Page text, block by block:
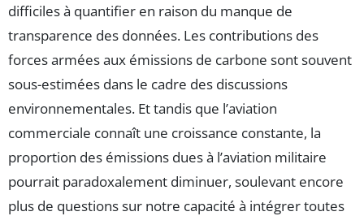
difficiles à quantifier en raison du manque de
transparence des données. Les contributions des
forces armées aux émissions de carbone sont souvent
sous-estimées dans le cadre des discussions
environnementales. Et tandis que l’aviation
commerciale connaît une croissance constante, la
proportion des émissions dues à l’aviation militaire
pourrait paradoxalement diminuer, soulevant encore
plus de questions sur notre capacité à intégrer toutes